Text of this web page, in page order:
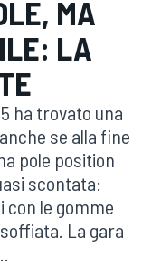
MA
LA
ha trovato una
se alla fine
pole position
scontata:
con le gomme
La gara